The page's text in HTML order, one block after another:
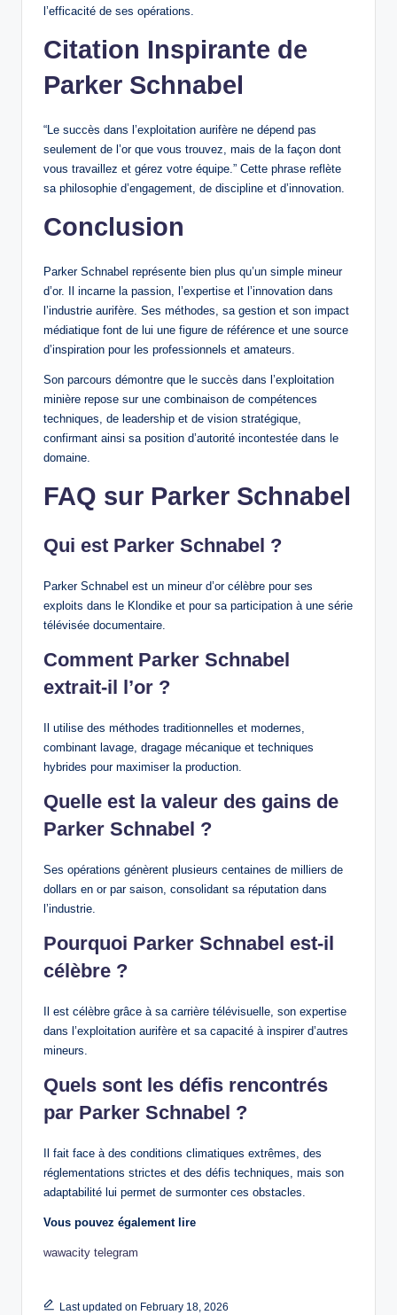
l’efficacité de ses opérations.
Citation Inspirante de
Parker Schnabel
“Le succès dans l’exploitation aurifère ne dépend pas
seulement de l’or que vous trouvez, mais de la façon dont
vous travaillez et gérez votre équipe.” Cette phrase reflète
sa philosophie d’engagement, de discipline et d’innovation.
Conclusion
Parker Schnabel représente bien plus qu’un simple mineur
d’or. Il incarne la passion, l’expertise et l’innovation dans
l’industrie aurifère. Ses méthodes, sa gestion et son impact
médiatique font de lui une figure de référence et une source
d’inspiration pour les professionnels et amateurs.
Son parcours démontre que le succès dans l’exploitation
minière repose sur une combinaison de compétences
techniques, de leadership et de vision stratégique,
confirmant ainsi sa position d’autorité incontestée dans le
domaine.
FAQ sur Parker Schnabel
Qui est Parker Schnabel ?
Parker Schnabel est un mineur d’or célèbre pour ses
exploits dans le Klondike et pour sa participation à une série
télévisée documentaire.
Comment Parker Schnabel
extrait-il l’or ?
Il utilise des méthodes traditionnelles et modernes,
combinant lavage, dragage mécanique et techniques
hybrides pour maximiser la production.
Quelle est la valeur des gains de
Parker Schnabel ?
Ses opérations génèrent plusieurs centaines de milliers de
dollars en or par saison, consolidant sa réputation dans
l’industrie.
Pourquoi Parker Schnabel est-il
célèbre ?
Il est célèbre grâce à sa carrière télévisuelle, son expertise
dans l’exploitation aurifère et sa capacité à inspirer d’autres
mineurs.
Quels sont les défis rencontrés
par Parker Schnabel ?
Il fait face à des conditions climatiques extrêmes, des
réglementations strictes et des défis techniques, mais son
adaptabilité lui permet de surmonter ces obstacles.
Vous pouvez également lire
wawacity telegram
Last updated on February 18, 2026